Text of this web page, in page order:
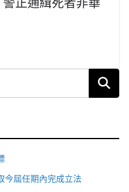
今屆任期內完成立法